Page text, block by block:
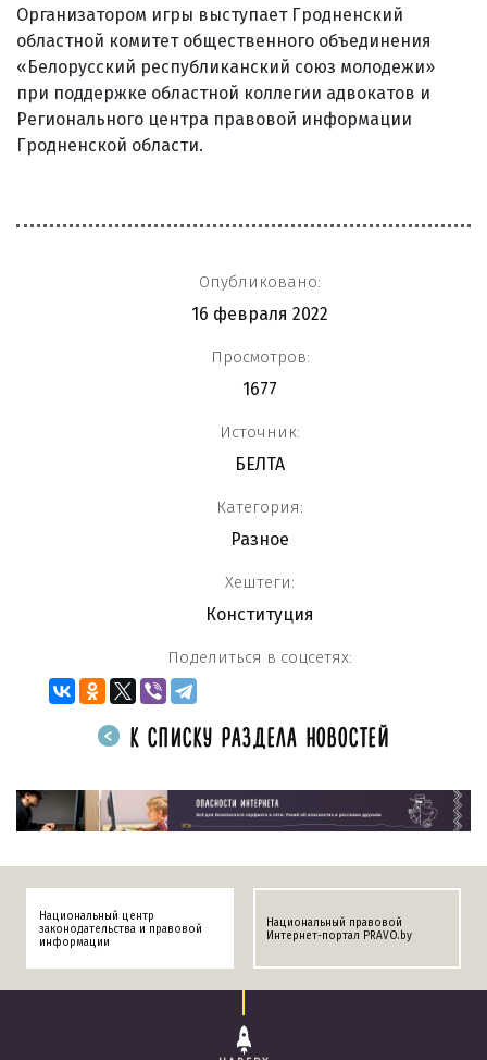
Организатором игры выступает Гродненский
областной комитет общественного объединения
«Белорусский республиканский союз молодежи»
при поддержке областной коллегии адвокатов и
Регионального центра правовой информации
Гродненской области.
Опубликовано:
16 февраля 2022
Просмотров:
1677
Источник:
БЕЛТА
Категория:
Разное
Хештеги:
Конституция
Поделиться в соцсетях:
К СПИСКУ РАЗДЕЛА НОВОСТЕЙ
Национальный центр
законодательства и правовой
информации
Национальный правовой
Интернет-портал PRAVO.by